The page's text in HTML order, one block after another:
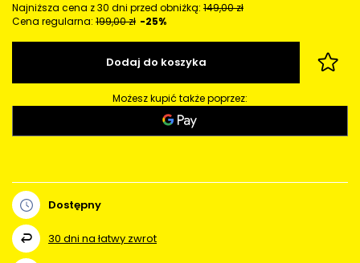
Najniższa cena z 30 dni przed obniżką: 149,00 zł
Cena regularna: 199,00 zł -25%
Dodaj do koszyka
Możesz kupić także poprzez:
Dostępny
30 dni na łatwy zwrot